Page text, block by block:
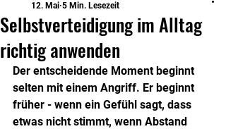
Selbstverteidigung im Alltag
richtig anwenden
12. Mai 5 Min. Lesezeit
Der entscheidende Moment beginnt
selten mit einem Angriff. Er beginnt
früher - wenn ein Gefühl sagt, dass
etwas nicht stimmt, wenn Abstand